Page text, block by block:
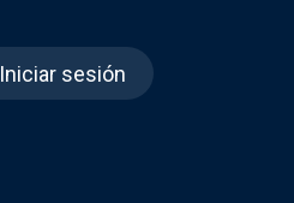
Iniciar sesión